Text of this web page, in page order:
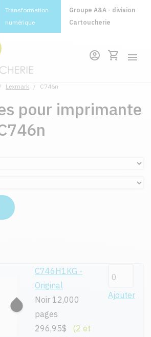
Transformation
numérique
Groupe A&A - division
Cartoucherie
/ Lexmark / C746n
pour imprimante
C746H1KG -
Original
Noir 12,000
pages
296,95$
(2 et
Ajouter